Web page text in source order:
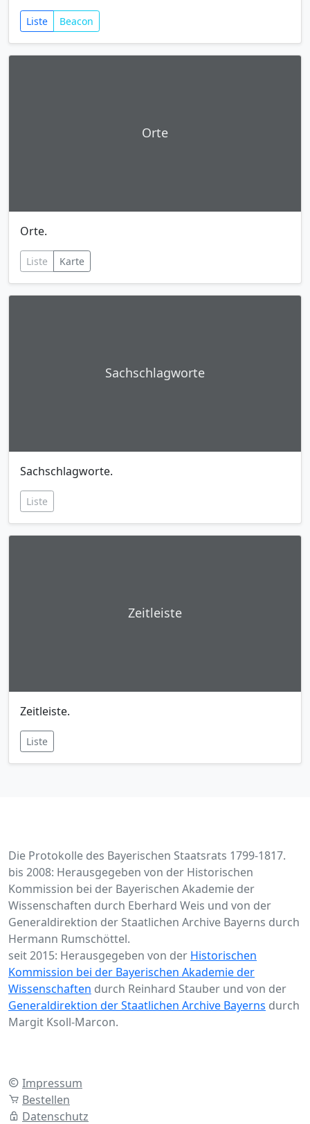
Liste Beacon
Orte
Orte.
Liste Karte
Sachschlagworte
Sachschlagworte.
Liste
Zeitleiste
Zeitleiste.
Liste
Die Protokolle des Bayerischen Staatsrats 1799-1817.
bis 2008: Herausgegeben von der Historischen
Kommission bei der Bayerischen Akademie der
Wissenschaften durch Eberhard Weis und von der
Generaldirektion der Staatlichen Archive Bayerns durch
Hermann Rumschöttel.
seit 2015: Herausgegeben von der Historischen
Kommission bei der Bayerischen Akademie der
Wissenschaften durch Reinhard Stauber und von der
Generaldirektion der Staatlichen Archive Bayerns durch
Margit Ksoll-Marcon.
Impressum
Bestellen
Datenschutz